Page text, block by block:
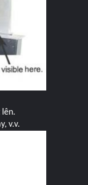
lên.
v.v.